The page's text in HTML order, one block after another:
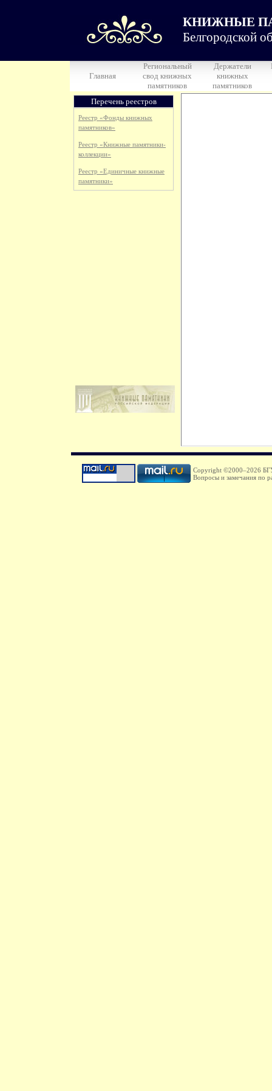
КНИЖНЫЕ
Белгородской
Главная
Региональный
свод книжных
памятников
Держатели
книжных
памятников
Перечень реестров
Реестр «Фонды книжных
памятников»
Реестр «Книжные памятники-
коллекции»
Реестр «Единичные книжные
памятники»
Copyright ©2000–2026
Вопросы и замечания по